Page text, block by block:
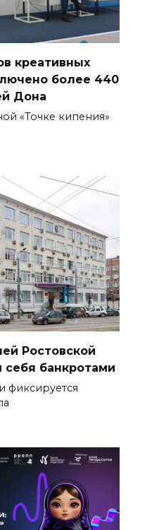
креативных
более 440
Дона
«Точке кипения»
Ростовской
себя банкротами
фиксируется